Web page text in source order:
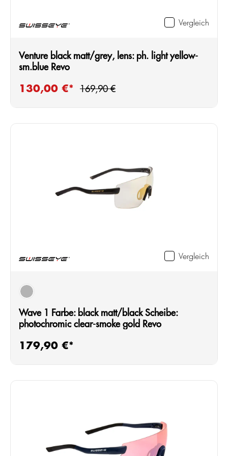
Vergleich
Venture black matt/grey, lens: ph. light yellow-
sm.blue Revo
Verkaufspreis:
130,00 €* Regulärer Preis:
169,90 €
Vergleich
schwarz
Wave 1 Farbe: black matt/black Scheibe:
photochromic clear-smoke gold Revo
Regulärer Preis:
179,90 €*